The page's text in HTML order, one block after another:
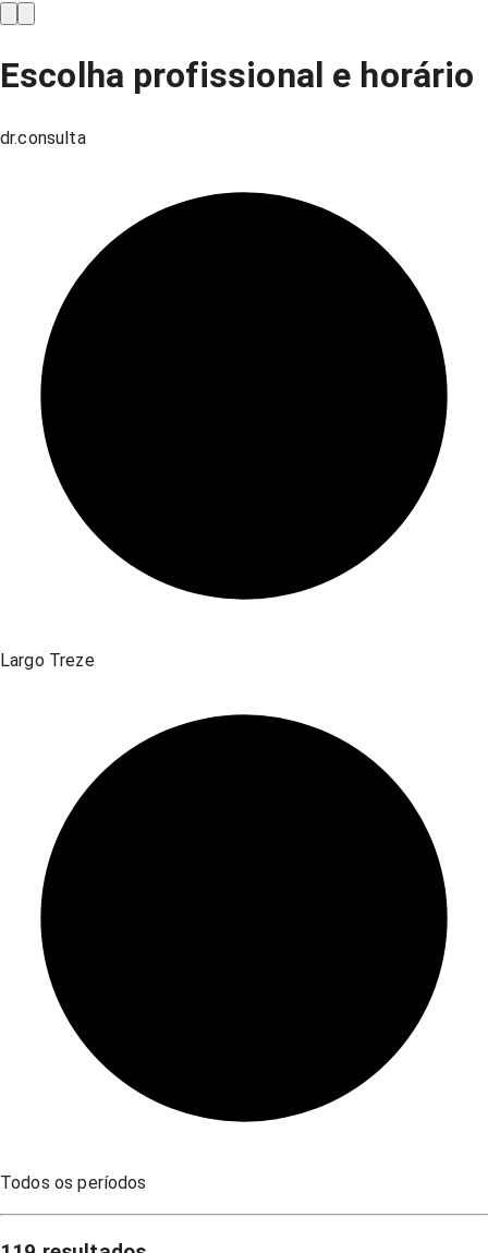
Escolha profissional e horário
dr.consulta
Largo Treze
Todos os períodos